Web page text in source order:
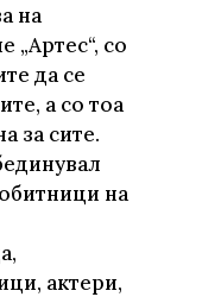
на
„Артес“, со
да се
а со тоа
за сите.
на
актери,